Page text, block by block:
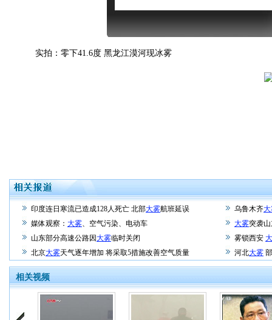
实拍：零下41.6度 黑龙江漠河现冰雾
印度连日寒流已造成128人死亡 北部大雾航班延误 乌鲁木齐
媒体观察： 大雾、空气污染、电动车 大雾突袭
山东部分高速公路因大雾临时关闭 雾锁西安
北京大雾天气逐年增加 将采取5措施改善空气质量 河北大雾
相关视频